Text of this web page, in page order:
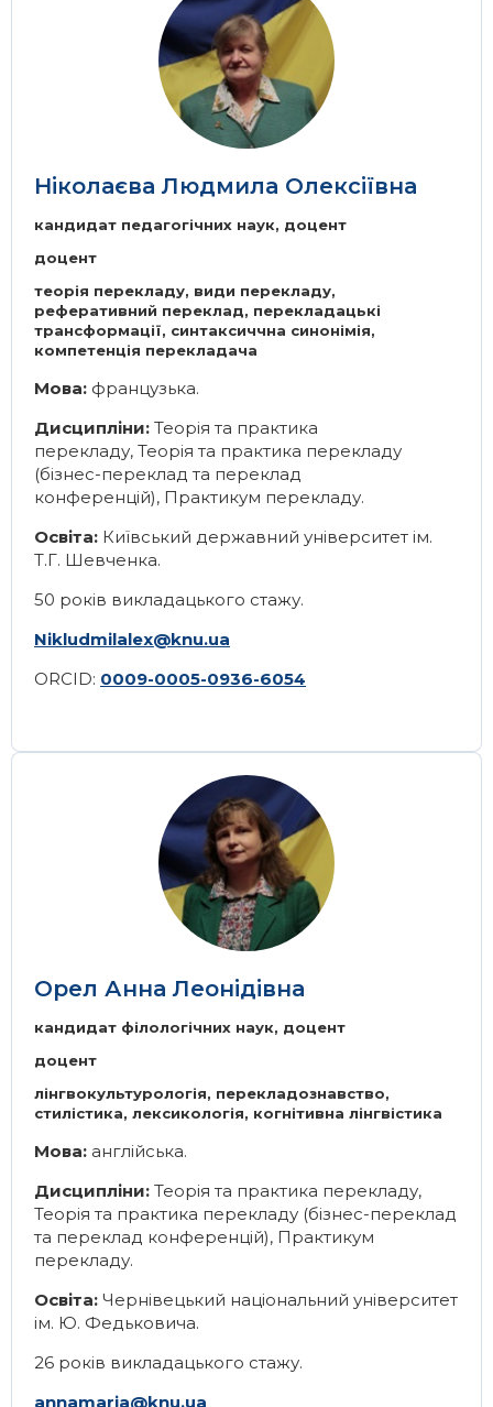
Ніколаєва Людмила Олексіївна
кандидат педагогічних наук, доцент
доцент
теорія перекладу, види перекладу,
реферативний переклад, перекладацькі
трансформації, синтаксиччна синонімія,
компетенція перекладача
Мова: французька.
Дисципліни: Теорія та практика
перекладу, Теорія та практика перекладу
(бізнес-переклад та переклад
конференцій), Практикум перекладу.
Освіта: Київський державний університет ім.
Т.Г. Шевченка.
50 років викладацького стажу.
Nikludmilalex@knu.ua
ORCID: 0009-0005-0936-6054
Image
Орел Анна Леонідівна
кандидат філологічних наук, доцент
доцент
лінгвокультурологія, перекладознавство,
стилістика, лексикологія, когнітивна лінгвістика
Мова: англійська.
Дисципліни: Теорія та практика перекладу,
Теорія та практика перекладу (бізнес-переклад
та переклад конференцій), Практикум
перекладу.
Освіта: Чернівецький національний університет
ім. Ю. Федьковича.
26 років викладацького стажу.
annamaria@knu.ua